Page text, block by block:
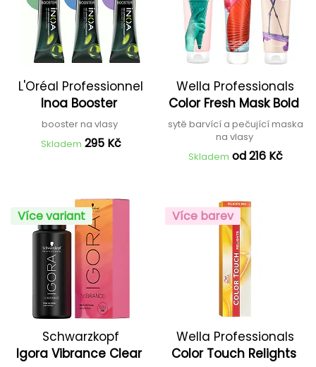
L'Oréal Professionnel
Inoa Booster
booster na vlasy
Skladem 295 Kč
Wella Professionals
Color Fresh Mask Bold
sytě barvící a pečující maska
na vlasy
Skladem od 216 Kč
Více variant
Schwarzkopf
Professional
Igora Vibrance Clear
Více barev
Wella Professionals
Color Touch Relights